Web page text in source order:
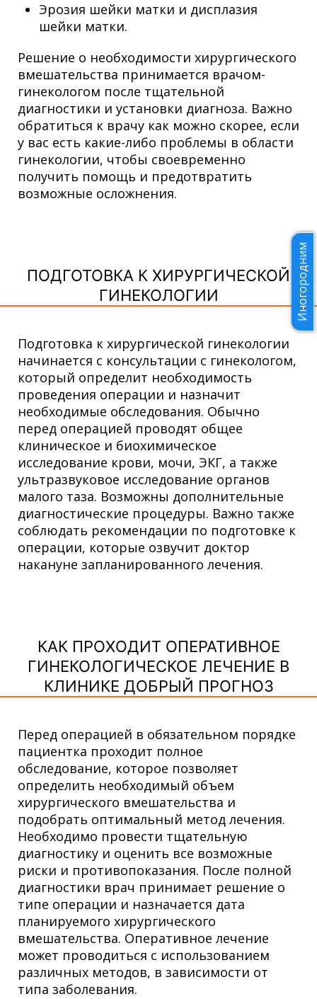
Эрозия шейки матки и дисплазия
шейки матки.
Решение о необходимости хирургического
вмешательства принимается врачом-
гинекологом после тщательной
диагностики и установки диагноза. Важно
обратиться к врачу как можно скорее, если
у вас есть какие-либо проблемы в области
гинекологии, чтобы своевременно
получить помощь и предотвратить
возможные осложнения.
ПОДГОТОВКА К ХИРУРГИЧЕСКОЙ
ГИНЕКОЛОГИИ
Подготовка к хирургической гинекологии
начинается с консультации с гинекологом,
который определит необходимость
проведения операции и назначит
необходимые обследования. Обычно
перед операцией проводят общее
клиническое и биохимическое
исследование крови, мочи, ЭКГ, а также
ультразвуковое исследование органов
малого таза. Возможны дополнительные
диагностические процедуры. Важно также
соблюдать рекомендации по подготовке к
операции, которые озвучит доктор
накануне запланированного лечения.
КАК ПРОХОДИТ ОПЕРАТИВНОЕ
ГИНЕКОЛОГИЧЕСКОЕ ЛЕЧЕНИЕ В
КЛИНИКЕ ДОБРЫЙ ПРОГНОЗ
Перед операцией в обязательном порядке
пациентка проходит полное
обследование, которое позволяет
определить необходимый объем
хирургического вмешательства и
подобрать оптимальный метод лечения.
Необходимо провести тщательную
диагностику и оценить все возможные
риски и противопоказания. После полной
диагностики врач принимает решение о
типе операции и назначается дата
планируемого хирургического
вмешательства. Оперативное лечение
может проводиться с использованием
различных методов, в зависимости от
типа заболевания.
Иногородним